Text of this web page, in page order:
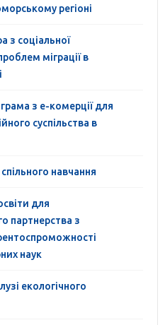
регіоні
з соціальної
міграції в
з е-комерції для
суспільства в
навчання
для
партнерства з
наук
екологічного